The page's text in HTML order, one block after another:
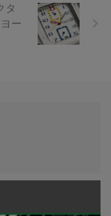
タ
ー